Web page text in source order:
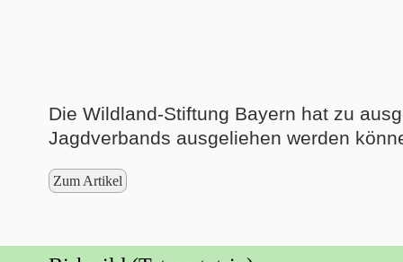
Die Wildland-Stiftung Bayern hat zu
Jagdverbands ausgeliehen werden
Zum Artikel